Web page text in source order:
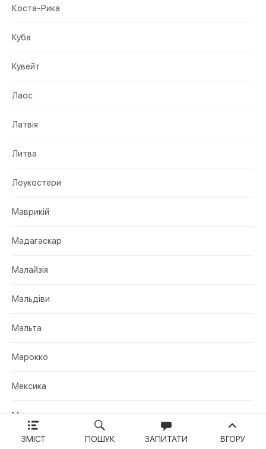
Коста-Рика
Куба
Кувейт
Лаос
Латвія
Литва
Лоукостери
Маврикій
Мадагаскар
Малайзія
Мальдіви
Мальта
Марокко
Мексика
Молдова
Непал
ЗМІСТ ПОШУК ЗАПИТАТИ ВГОРУ